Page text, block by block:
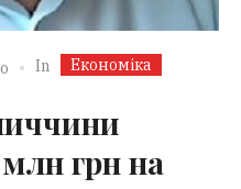
In Економіка
грн на